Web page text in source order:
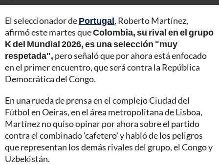
El seleccionador dePortugal, Roberto Martínez,
afirmó este martes queColombia, su rival en el grupo
K del Mundial 2026, es una selección "muy
respetada", pero señaló que por ahora está enfocado
en el primer encuentro, que será contra la República
Democrática del Congo.
En una rueda de prensa en el complejo Ciudad del
Fútbol en Oeiras, en el área metropolitana de Lisboa,
Martínez no quiso opinar por ahora sobre el partido
contra el combinado 'cafetero' y habló de los peligros
que representan los demás rivales del grupo, el Congo y
Uzbekistán.